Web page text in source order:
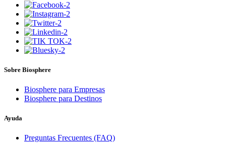
Sobre Biosphere
Biosphere para Empresas
Biosphere para Destinos
Ayuda
Preguntas Frecuentes (FAQ)